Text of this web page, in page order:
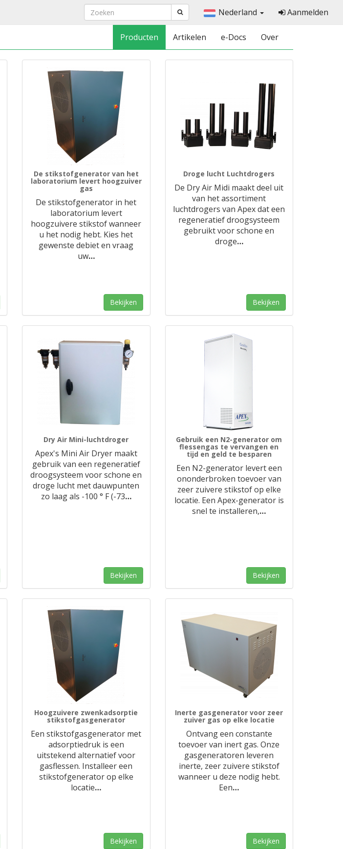
Nederland Aanmelden
Producten Artikelen e-Docs Over
De stikstofgenerator van het
laboratorium levert hoogzuiver
gas
De stikstofgenerator in het
laboratorium levert
hoogzuivere stikstof wanneer
u het nodig hebt. Kies het
gewenste debiet en vraag
uw…
Bekijken
Droge lucht Luchtdrogers
De Dry Air Midi maakt deel uit
van het assortiment
luchtdrogers van Apex dat een
regeneratief droogsysteem
gebruikt voor schone en
droge…
Bekijken
Dry Air Mini-luchtdroger
Apex's Mini Air Dryer maakt
gebruik van een regeneratief
droogsysteem voor schone en
droge lucht met dauwpunten
zo laag als -100 ° F (-73…
Bekijken
Gebruik een N2-generator om
flessengas te vervangen en
tijd en geld te besparen
Een N2-generator levert een
ononderbroken toevoer van
zeer zuivere stikstof op elke
locatie. Een Apex-generator is
snel te installeren,…
Bekijken
Hoogzuivere zwenkadsorptie
stikstofgasgenerator
Een stikstofgasgenerator met
adsorptiedruk is een
uitstekend alternatief voor
gasflessen. Installeer een
stikstofgenerator op elke
locatie…
Bekijken
Inerte gasgenerator voor zeer
zuiver gas op elke locatie
Ontvang een constante
toevoer van inert gas. Onze
gasgeneratoren leveren
inerte, zeer zuivere stikstof
wanneer u deze nodig hebt.
Een…
Bekijken